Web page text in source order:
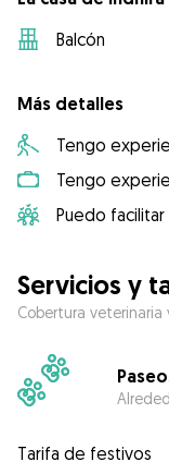
Balcón
Más detalles
Tengo
Tengo
Puedo
Servicios y
Cobertura
Tarifa de festivos